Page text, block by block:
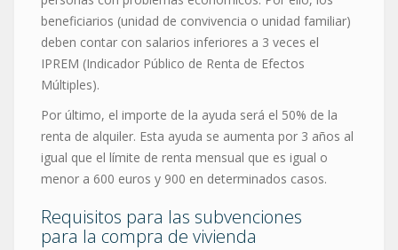
beneficiarios (unidad de convivencia o unidad familiar)
deben contar con salarios inferiores a 3 veces el
IPREM (Indicador Público de Renta de Efectos
Múltiples).
Por último, el importe de la ayuda será el 50% de la
renta de alquiler. Esta ayuda se aumenta por 3 años al
igual que el límite de renta mensual que es igual o
menor a 600 euros y 900 en determinados casos.
Requisitos para las subvenciones
para la compra de vivienda